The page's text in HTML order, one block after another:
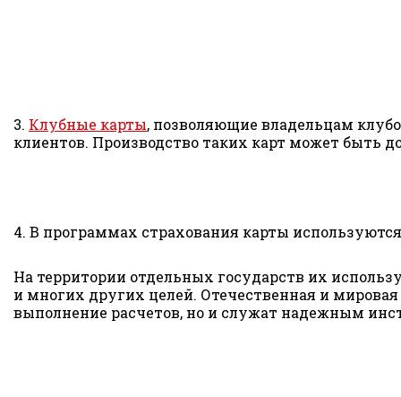
3. Клубные карты, позволяющие владельцам
клиентов. Производство таких карт может быть
4. В программах страхования карты
На территории отдельных государств их
и многих других целей. Отечественная и
выполнение расчетов, но и служат надежным